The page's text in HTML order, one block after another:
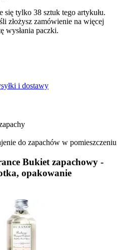
się tylko 38 sztuk tego artykułu.
złożysz zamówienie na więcej
wysłania paczki.
i dostawy
do zapachów w pomieszczeniu
Bukiet zapachowy -
opakowanie